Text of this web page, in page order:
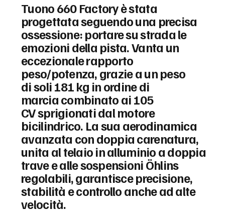
Tuono 660 Factory è stata
progettata seguendo una precisa
ossessione: portare su strada le
emozioni della pista. Vanta un
eccezionale rapporto
peso/potenza, grazie a un peso
di soli 181 kg in ordine di
marcia combinato ai 105
CV sprigionati dal motore
bicilindrico. La sua aerodinamica
avanzata con doppia carenatura,
unita al telaio in alluminio a doppia
trave e alle sospensioni Öhlins
regolabili, garantisce precisione,
stabilità e controllo anche ad alte
velocità.